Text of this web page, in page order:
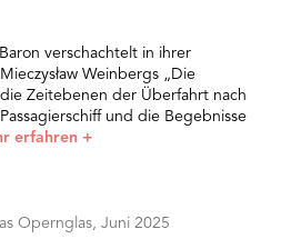
verschachtelt in ihrer
Weinbergs „Die
die Zeitebenen der Überfahrt nach
und die Begebnisse
erfahren +
Opernglas, Juni 2025